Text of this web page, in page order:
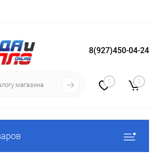
Вход Регистрация
8(927)450-04-24
0 0